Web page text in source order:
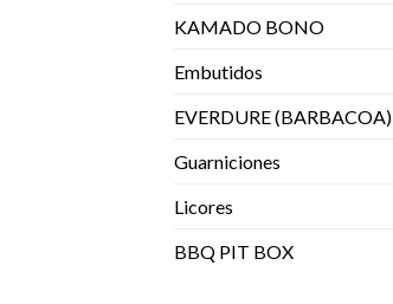
KAMADO BONO
Embutidos
EVERDURE (BARBACOA)
Guarniciones
Licores
BBQ PIT BOX